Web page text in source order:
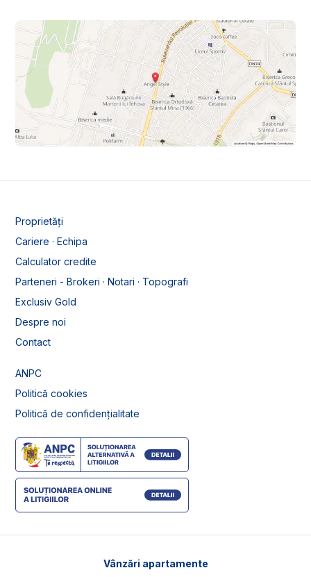
Proprietăți
Cariere · Echipa
Calculator credite
Parteneri - Brokeri · Notari · Topografi
Exclusiv Gold
Despre noi
Contact
ANPC
Politică cookies
Politică de confidențialitate
Vânzări apartamente